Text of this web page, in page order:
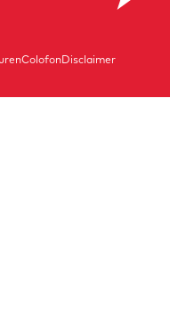
ColofonDisclaimer